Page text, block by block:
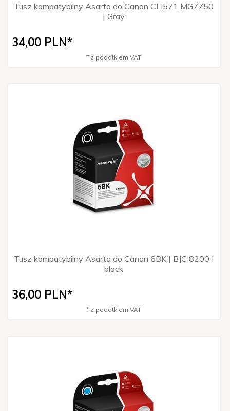
Tusz kompatybilny Asarto do Canon CLI571 MG7750
| Gray
34,00 PLN*
* z podatkiem VAT
Tusz kompatybilny Asarto do Canon 6BK | BJC 8200 I
black
36,00 PLN*
* z podatkiem VAT